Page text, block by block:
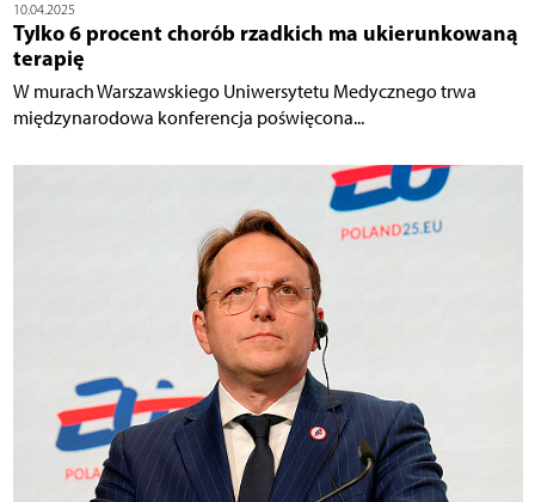
10.04.2025
Tylko 6 procent chorób rzadkich ma ukierunkowaną
terapię
W murach Warszawskiego Uniwersytetu Medycznego trwa
międzynarodowa konferencja poświęcona...